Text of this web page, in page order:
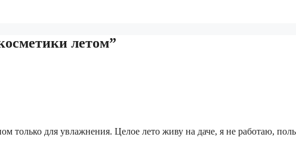
летом”
только для увлажнения. Целое лето живу на даче, я не работаю,